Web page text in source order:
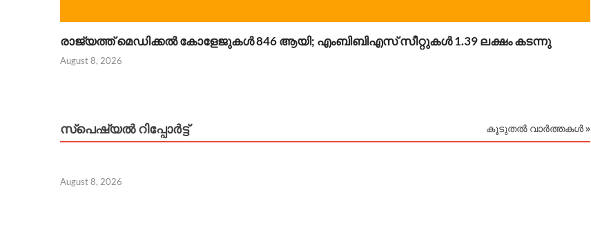
രാജ്യത്ത് മെഡിക്കൽ കോളേജുകൾ 846 ആയി; എംബിബിഎസ് സീറ്റുകൾ 1.39 ലക്ഷം കടന്നു
August 8, 2026
സ്പെഷ്യൽ റിപ്പോര്‍ട്ട് കൂടുതൽ വാർത്തകൾ »
August 8, 2026